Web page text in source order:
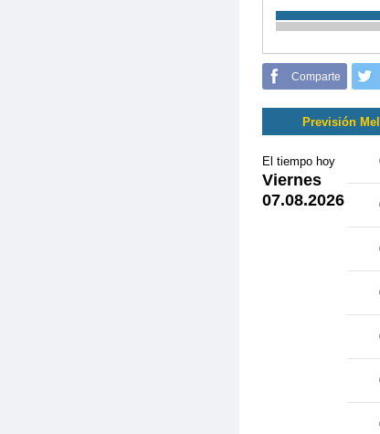
Comparte
Previsión
El tiempo hoy
Viernes
07.08.2026